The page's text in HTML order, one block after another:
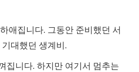
애집니다. 그동안 준비했던 서
대했던 생계비.
집니다. 하지만 여기서 멈추는